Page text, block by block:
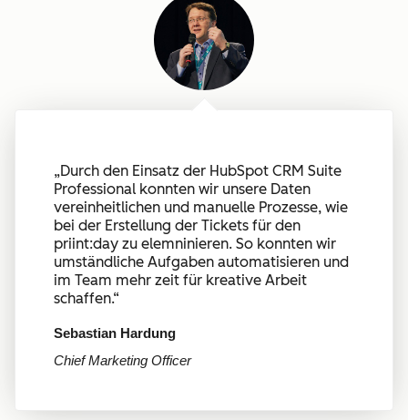
„Durch den Einsatz der HubSpot CRM Suite
Professional konnten wir unsere Daten
vereinheitlichen und manuelle Prozesse, wie
bei der Erstellung der Tickets für den
priint:day zu elemninieren. So konnten wir
umständliche Aufgaben automatisieren und
im Team mehr zeit für kreative Arbeit
schaffen.“
Sebastian Hardung
Chief Marketing Officer